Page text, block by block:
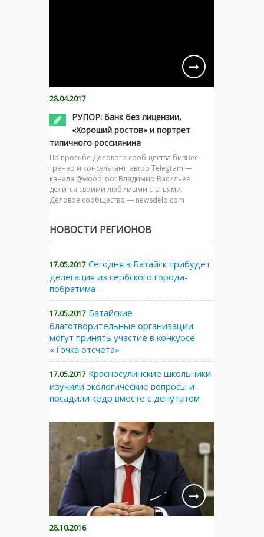
28.04.2017
РУПОР: банк без лицензии,
«Хороший ростов» и портрет
типичного россиянина
По просьбе Делового сообщества бизнес-
тренер и консультант, автор Telegram —
канала @woodroot Владимир Васильев
делится своими любимыми статьями.
Деловое сообщество — newsdelo.com
НОВОСТИ РЕГИОНОВ
17.05.2017 Сегодня в Батайск прибудет
делегация из сербского города-
побратима
17.05.2017 Батайские
благотворительные организации
могут принять участие в конкурсе
«Точка отсчета»
17.05.2017 Красносулинские школьники
изучили экологические вопросы и
посадили кедр вместе с депутатом
28.10.2016